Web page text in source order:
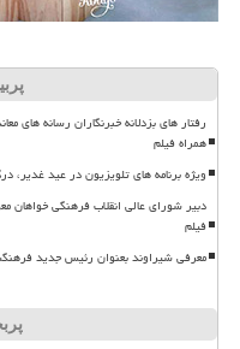
رفتار های بزدلانه خبرنگاران رسانه های
همراه فیلم
ویژه برنامه های تلویزیون در عید غدیر،
دبیر شورای عالی انقلاب فرهنگی خواهان
فیلم
معرفی شیراوند بعنوان رئیس جدید